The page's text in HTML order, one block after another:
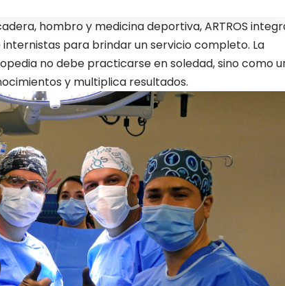
hombro y medicina deportiva, ARTROS
para brindar un servicio completo. La
no debe practicarse en soledad, sino como
y multiplica resultados.